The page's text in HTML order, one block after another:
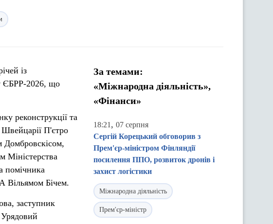
із
ЄБРР-2026, що
реконструкції та
П'єтро
Домбровскісом,
Міністерства
помічника
Вільямом Бічем.
заступник
Урядовий
За темами:
«Міжнародна діяльність»,
«Фінанси»
18:21 , 07 серпня
Сергій Корецький обговорив з
Прем'єр-міністром Фінляндії
посилення ППО, розвиток дронів і
захист логістики
Міжнародна діяльність
Прем'єр-міністр